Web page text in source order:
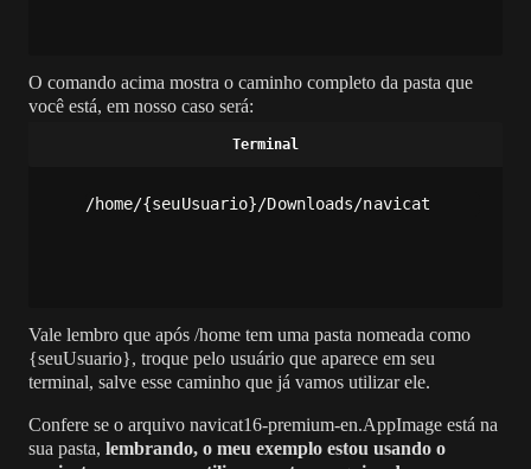
O comando acima mostra o caminho completo da pasta que
você está, em nosso caso será:
/home/{seuUsuario}/Downloads/navicat
Vale lembro que após /home tem uma pasta nomeada como
{seuUsuario}, troque pelo usuário que aparece em seu
terminal, salve esse caminho que já vamos utilizar ele.
Confere se o arquivo navicat16-premium-en.AppImage está na
sua pasta, lembrando, o meu exemplo estou usando o